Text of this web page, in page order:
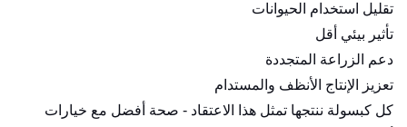
تقليل استخدام الحيوانات
تأثير بيئي أقل
دعم الزراعة المتجددة
تعزيز الإنتاج الأنظف والمستدام
كل كبسولة ننتجها تمثل هذا الاعتقاد - صحة أفضل مع خيارات